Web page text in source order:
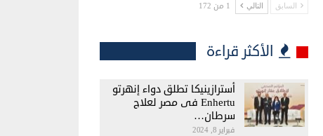
السابق التالي 1 من 172
الأكثر قراءة
أسترازينيكا تطلق دواء إنهرتو
Enhertu فى مصر لعلاج
سرطان…
فبراير 8, 2024